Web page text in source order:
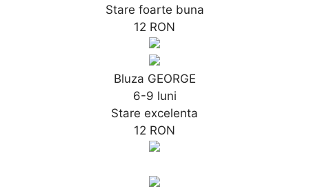
Stare foarte buna
12 RON
Bluza GEORGE
6-9 luni
Stare excelenta
12 RON